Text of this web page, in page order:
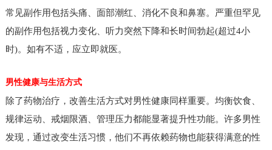
常见副作用包括头痛、面部潮红、消化不良和鼻塞。严重但罕见
的副作用包括视力变化、听力突然下降和长时间勃起(超过4小
时)。如有不适，应立即就医。
男性健康与生活方式
除了药物治疗，改善生活方式对男性健康同样重要。均衡饮食、
规律运动、戒烟限酒、管理压力都能显著提升性功能。许多男性
发现，通过改变生活习惯，他们不再依赖药物也能获得满意的性